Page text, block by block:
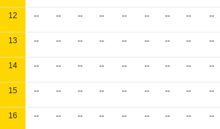
12 -- -- -- -- -- -- -- -- --
13 -- -- -- -- -- -- -- -- --
14 -- -- -- -- -- -- -- -- --
15 -- -- -- -- -- -- -- -- --
16 -- -- -- -- -- -- -- -- --